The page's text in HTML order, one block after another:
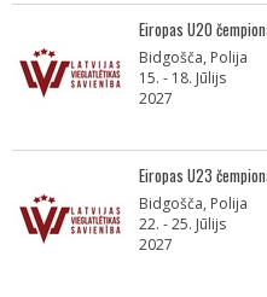
Eiropas U20
Bidgošča, Polija
15. - 18. Jūlijs
2027
Eiropas U23
Bidgošča, Polija
22. - 25. Jūlijs
2027